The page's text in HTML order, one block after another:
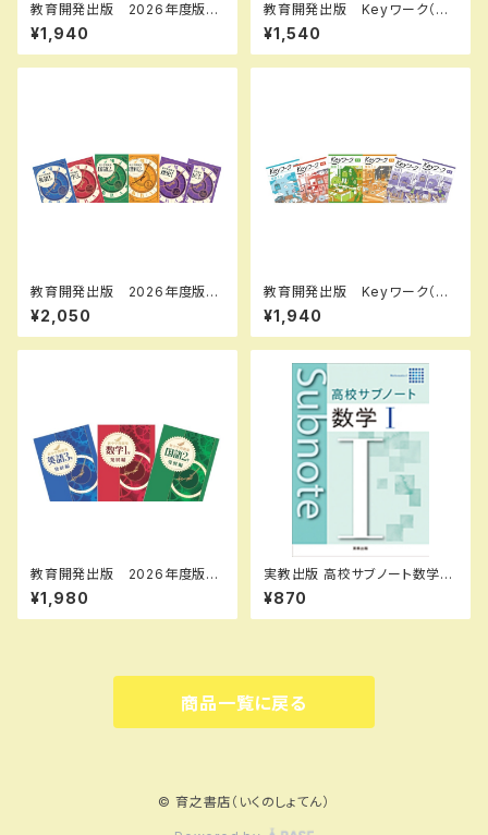
教育開発出版 2026年度版
ピラミッド 社会 小5，6 各
学年（選択ください） 問題集本
体と別冊解答つき 新品完全セ
¥1,940
教育開発出版 Keyワーク（キ
ーワーク） 地理 I,II 歴史 I,II
（ご選択ください） 2026年度
版 新品完全セット ISBN な
¥1,540
教育開発出版 2026年度版
新中学問題集 英語 中1～3
標準編 各学年（選択くださ
い） 新品完全セット
¥2,050
教育開発出版 Keyワーク（キ
ーワーク） 理科 中1～3（ご
選択ください） 2026年度版
新品完全セット
¥1,940
教育開発出版 2026年度版
新中学問題集 国語 中1～3
発展編 各学年（選択くださ
い） 新品完全セット
¥1,980
実教出版 高校サブノート数学
Ｉ 新品 問題集本体と別冊解
答つき ISBN：9784407360
394 ISBN-10：440736039
¥870
商品一覧に戻る
© 育之書店（いくのしょてん）